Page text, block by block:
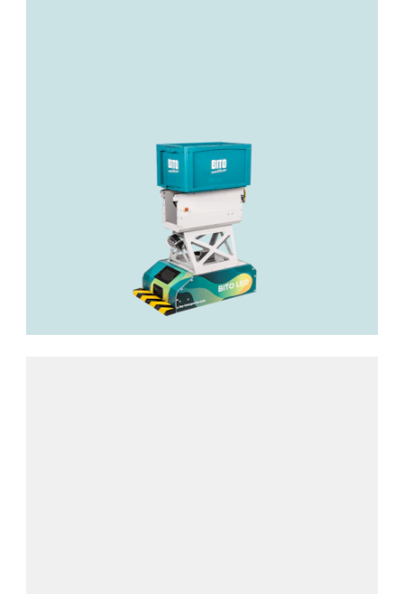
Mehr über LEO locative erfahren